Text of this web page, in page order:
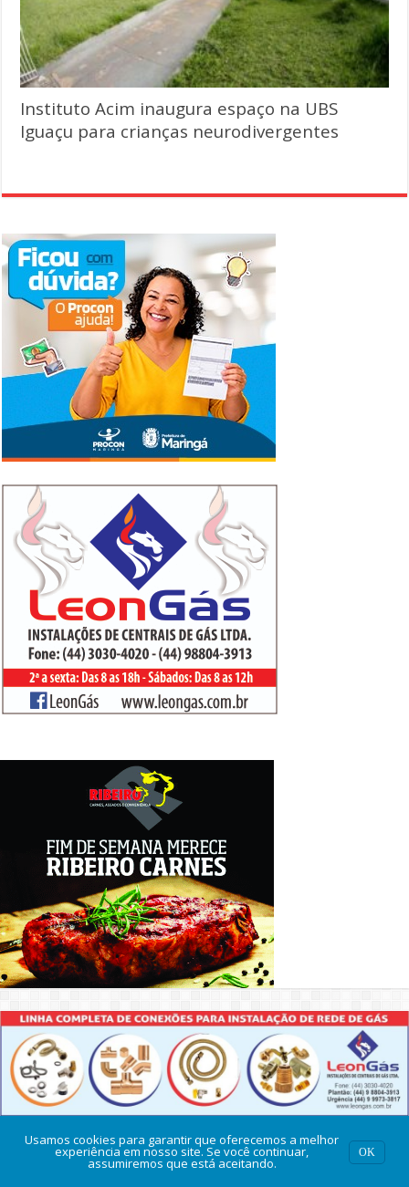
Instituto Acim inaugura espaço na UBS
Iguaçu para crianças neurodivergentes
Usamos cookies para garantir que oferecemos a melhor
experiência em nosso site. Se você continuar,
assumiremos que está aceitando.
OK